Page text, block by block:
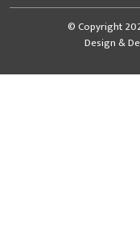
© Copyright
Design &